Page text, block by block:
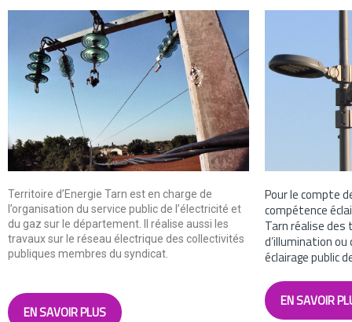
Territoire d’Energie Tarn est en charge de
l’organisation du service public de l’électricité et
du gaz sur le département. Il réalise aussi les
travaux sur le réseau électrique des collectivités
publiques membres du syndicat.
EN SAVOIR PLUS
Pour le compte
compétence
Tarn réalise
d’illumination
éclairage public
EN SAVOIR